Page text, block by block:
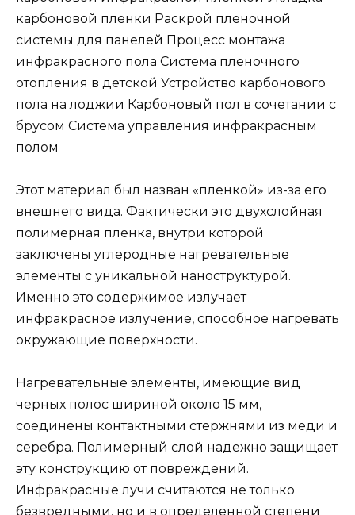
карбоновой пленки Раскрой пленочной
системы для панелей Процесс монтажа
инфракрасного пола Система пленочного
отопления в детской Устройство карбонового
пола на лоджии Карбоновый пол в сочетании с
брусом Система управления инфракрасным
полом
Этот материал был назван «пленкой» из-за его
внешнего вида. Фактически это двухслойная
полимерная пленка, внутри которой
заключены углеродные нагревательные
элементы с уникальной наноструктурой.
Именно это содержимое излучает
инфракрасное излучение, способное нагревать
окружающие поверхности.
Нагревательные элементы, имеющие вид
черных полос шириной около 15 мм,
соединены контактными стержнями из меди и
серебра. Полимерный слой надежно защищает
эту конструкцию от повреждений.
Инфракрасные лучи считаются не только
безвредными, но и в определенной степени